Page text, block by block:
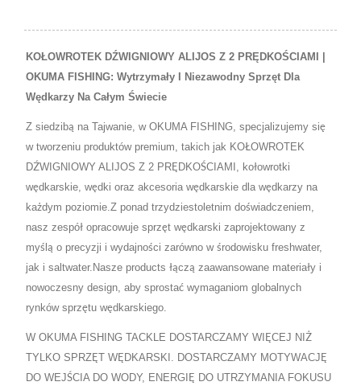
KOŁOWROTEK DŹWIGNIOWY ALIJOS Z 2 PRĘDKOŚCIAMI |
OKUMA FISHING: Wytrzymały I Niezawodny Sprzęt Dla
Wędkarzy Na Całym Świecie
Z siedzibą na Tajwanie, w OKUMA FISHING, specjalizujemy się
w tworzeniu produktów premium, takich jak KOŁOWROTEK
DŹWIGNIOWY ALIJOS Z 2 PRĘDKOŚCIAMI, kołowrotki
wędkarskie, wędki oraz akcesoria wędkarskie dla wędkarzy na
każdym poziomie.Z ponad trzydziestoletnim doświadczeniem,
nasz zespół opracowuje sprzęt wędkarski zaprojektowany z
myślą o precyzji i wydajności zarówno w środowisku freshwater,
jak i saltwater.Nasze products łączą zaawansowane materiały i
nowoczesny design, aby sprostać wymaganiom globalnych
rynków sprzętu wędkarskiego.
W OKUMA FISHING TACKLE DOSTARCZAMY WIĘCEJ NIŻ
TYLKO SPRZĘT WĘDKARSKI. DOSTARCZAMY MOTYWACJĘ
DO WEJŚCIA DO WODY, ENERGIĘ DO UTRZYMANIA FOKUSU